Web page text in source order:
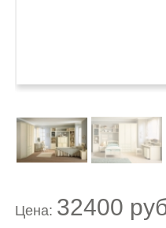
Цена: 32400